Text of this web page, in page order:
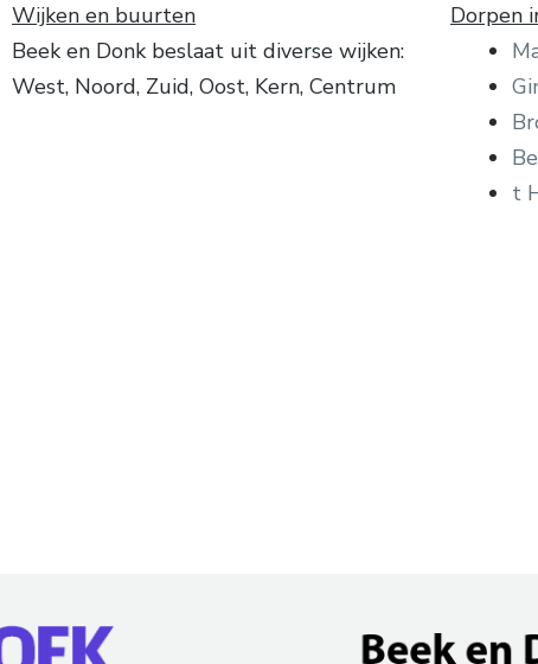
Wijken en buurten
Beek en Donk beslaat uit diverse wijken:
West, Noord, Zuid, Oost, Kern, Centrum
Dorpen
t